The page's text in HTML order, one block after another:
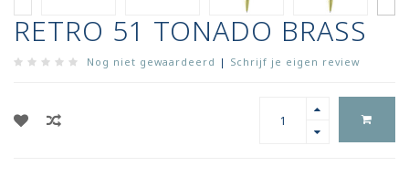
RETRO 51 TONADO BRASS
Nog niet gewaardeerd | Schrijf je eigen review